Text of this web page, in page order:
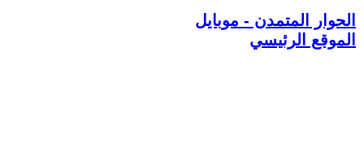
الحوار المتمدن - موبايل
الموقع الرئيسي